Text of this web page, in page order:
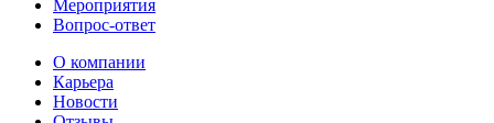
Мероприятия
Вопрос-ответ
О компании
Карьера
Новости